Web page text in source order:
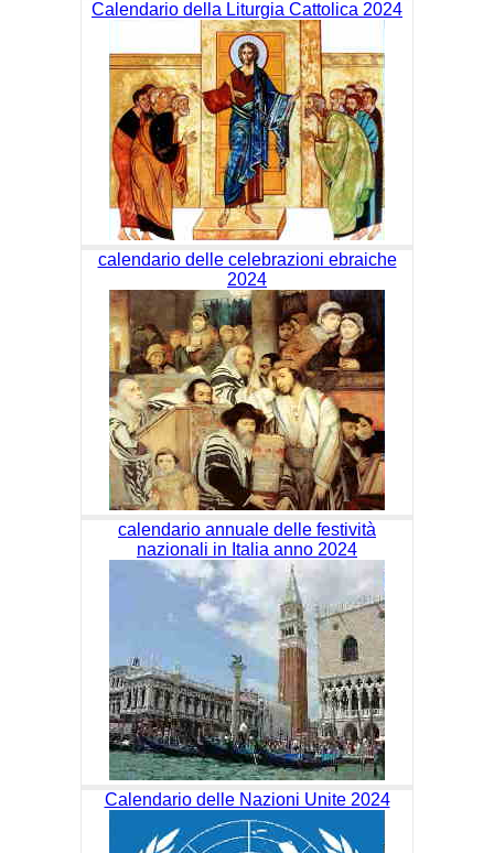
Calendario della Liturgia Cattolica 2024
calendario delle celebrazioni ebraiche
2024
calendario annuale delle festività
nazionali in Italia anno 2024
Calendario delle Nazioni Unite 2024